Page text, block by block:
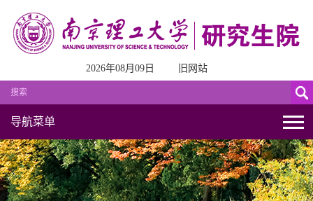
2026年08月09日 旧网站
导航菜单